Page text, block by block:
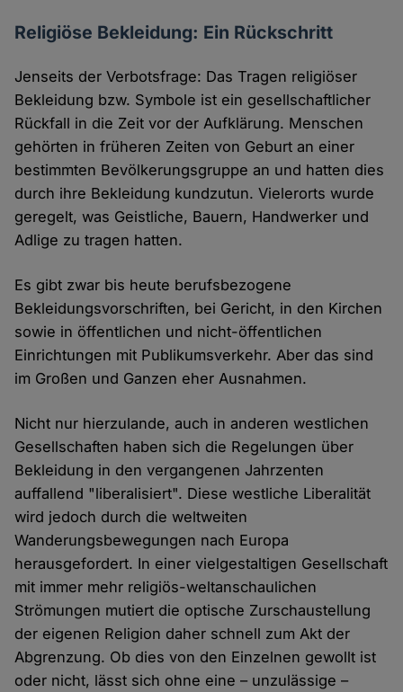
Religiöse Bekleidung: Ein Rückschritt
Jenseits der Verbotsfrage: Das Tragen religiöser
Bekleidung bzw. Symbole ist ein gesellschaftlicher
Rückfall in die Zeit vor der Aufklärung. Menschen
gehörten in früheren Zeiten von Geburt an einer
bestimmten Bevölkerungsgruppe an und hatten dies
durch ihre Bekleidung kundzutun. Vielerorts wurde
geregelt, was Geistliche, Bauern, Handwerker und
Adlige zu tragen hatten.
Es gibt zwar bis heute berufsbezogene
Bekleidungsvorschriften, bei Gericht, in den Kirchen
sowie in öffentlichen und nicht-öffentlichen
Einrichtungen mit Publikumsverkehr. Aber das sind
im Großen und Ganzen eher Ausnahmen.
Nicht nur hierzulande, auch in anderen westlichen
Gesellschaften haben sich die Regelungen über
Bekleidung in den vergangenen Jahrzenten
auffallend "liberalisiert". Diese westliche Liberalität
wird jedoch durch die weltweiten
Wanderungsbewegungen nach Europa
herausgefordert. In einer vielgestaltigen Gesellschaft
mit immer mehr religiös-weltanschaulichen
Strömungen mutiert die optische Zurschaustellung
der eigenen Religion daher schnell zum Akt der
Abgrenzung. Ob dies von den Einzelnen gewollt ist
oder nicht, lässt sich ohne eine – unzulässige –